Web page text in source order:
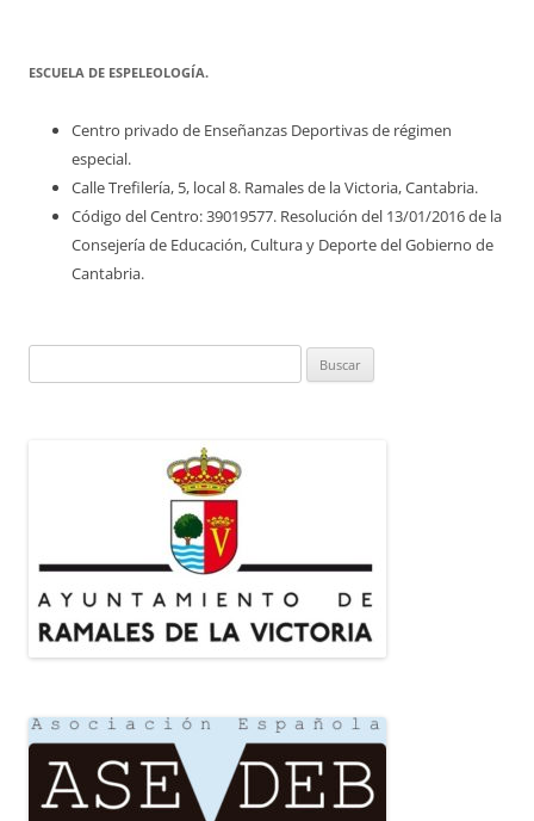
ESCUELA DE ESPELEOLOGÍA.
Centro privado de Enseñanzas Deportivas de régimen
especial.
Calle Trefilería, 5, local 8. Ramales de la Victoria, Cantabria.
Código del Centro: 39019577. Resolución del 13/01/2016 de la
Consejería de Educación, Cultura y Deporte del Gobierno de
Cantabria.